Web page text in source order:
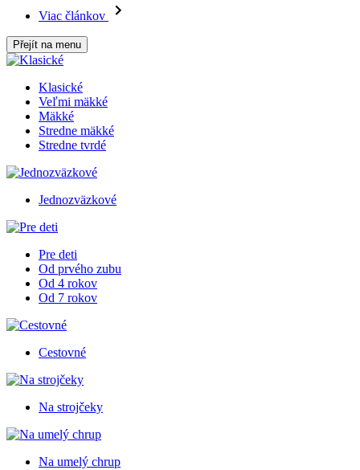
Viac článkov
Přejít na menu
Klasické
Veľmi mäkké
Mäkké
Stredne mäkké
Stredne tvrdé
Jednozväzkové
Pre deti
Od prvého zubu
Od 4 rokov
Od 7 rokov
Cestovné
Na strojčeky
Na umelý chrup